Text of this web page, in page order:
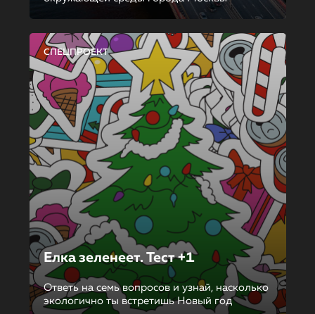
СПЕЦПРОЕКТ
Елка зеленеет. Тест +1
Ответь на семь вопросов и узнай, насколько
экологично ты встретишь Новый год